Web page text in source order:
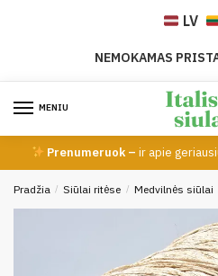
LV
NEMOKAMAS
MENIU
Prenumeruok –ir apie
Pradžia / Siūlai ritėse / Medvilnės siūlai